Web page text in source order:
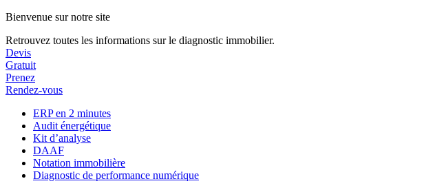
Bienvenue sur notre site
Retrouvez toutes les informations sur le diagnostic immobilier.
Devis
Gratuit
Prenez
Rendez-vous
ERP en 2 minutes
Audit énergétique
Kit d’analyse
DAAF
Notation immobilière
Diagnostic de performance numérique